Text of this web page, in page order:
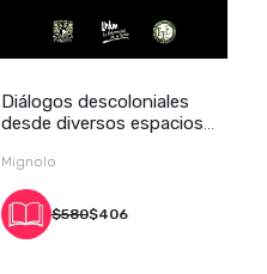
Diálogos descoloniales
desde diversos espacios y
Mignolo
$580$406